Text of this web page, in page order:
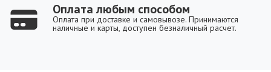
Оплата любым способом
Оплата при доставке и самовывозе. Принимаются
наличные и карты, доступен безналичный расчет.